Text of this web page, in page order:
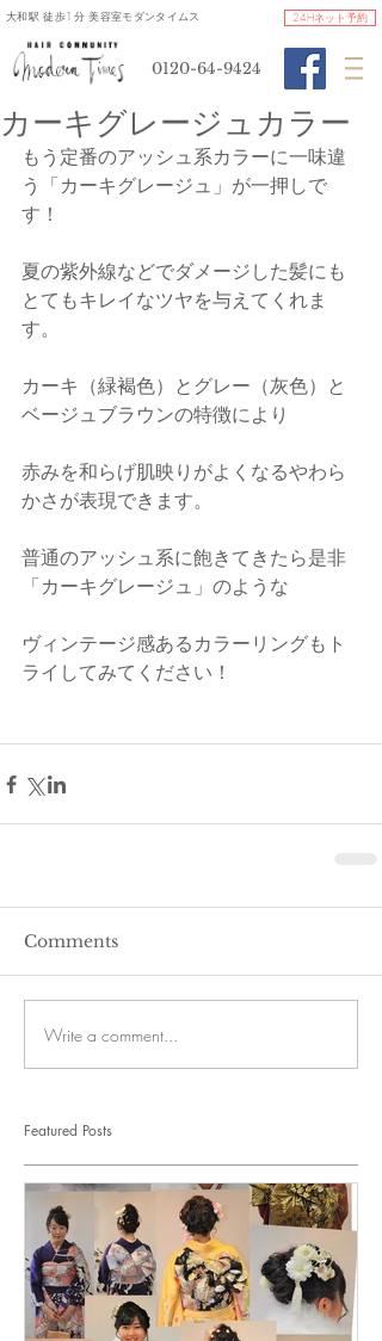
​大和駅 徒歩1分 美容室モダンタイムス
0120-64-9424
24Hネット予約
カーキグレージュカラー
もう定番のアッシュ系カラーに一味違
う「カーキグレージュ」が一押しで
す！
夏の紫外線などでダメージした髪にも
とてもキレイなツヤを与えてくれま
す。
カーキ（緑褐色）とグレー（灰色）と
ベージュブラウンの特徴により
赤みを和らげ肌映りがよくなるやわら
かさが表現できます。
普通のアッシュ系に飽きてきたら是非
「カーキグレージュ」のような
ヴィンテージ感あるカラーリングもト
ライしてみてください！
Comments
Write a comment...
Featured Posts